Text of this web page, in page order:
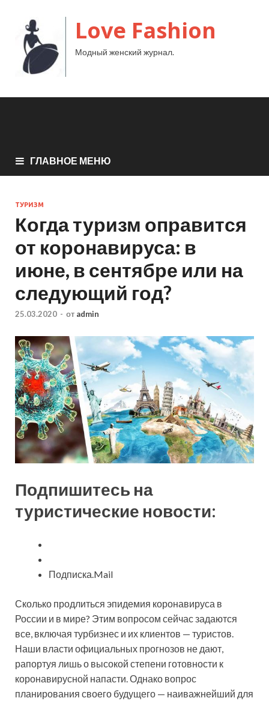
Love Fashion
Модный женский журнал.
ГЛАВНОЕ МЕНЮ
ТУРИЗМ
Когда туризм оправится
от коронавируса: в
июне, в сентябре или на
следующий год?
25.03.2020 - от admin
Подпишитесь на
туристические новости:
Подписка.Mail
Сколько продлиться эпидемия коронавируса в
России и в мире? Этим вопросом сейчас задаются
все, включая турбизнес и их клиентов — туристов.
Наши власти официальных прогнозов не дают,
рапортуя лишь о высокой степени готовности к
коронавирусной напасти. Однако вопрос
планирования своего будущего — наиважнейший для